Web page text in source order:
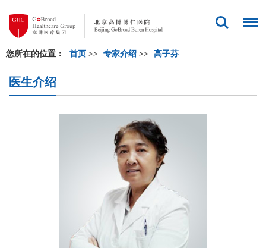
您所在的位置： 首页 >> 专家介绍 >> 高子芬
医生介绍